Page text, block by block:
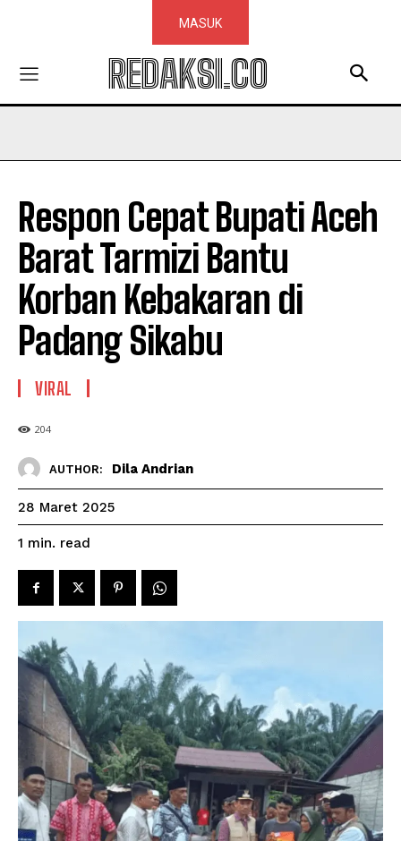
MASUK
REDAKSI.CO
Respon Cepat Bupati Aceh
Barat Tarmizi Bantu
Korban Kebakaran di
Padang Sikabu
VIRAL
204
AUTHOR: Dila Andrian
28 Maret 2025
1 min. read